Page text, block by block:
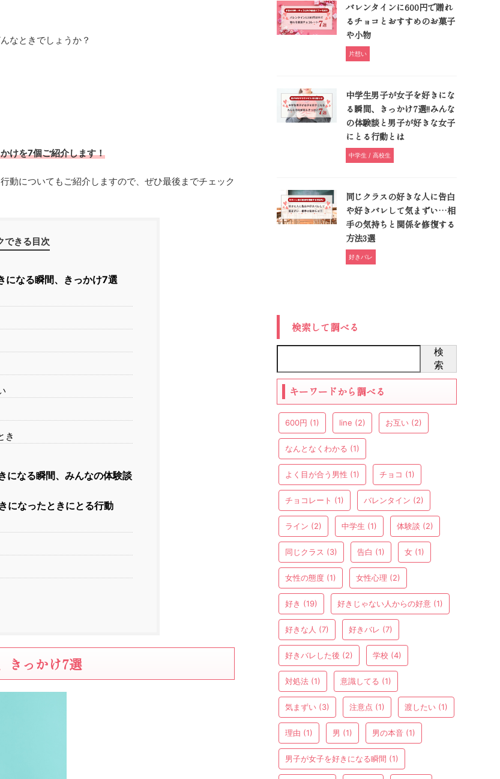
なときでしょうか？
けを7個ご紹介します！
動についてもご紹介しますので、ぜひ最後までチェック
できる目次
になる瞬間、きっかけ7選
き
になる瞬間、みんなの体験談
になったときにとる行動
きっかけ7選
バレンタインに600円で贈れ
るチョコとおすすめのお菓子
や小物
片想い
中学生男子が女子を好きにな
る瞬間、きっかけ7選!!みんな
の体験談と男子が好きな女子
にとる行動とは
中学生 / 高校生
同じクラスの好きな人に告白
や好きバレして気まずい…相
手の気持ちと関係を修復する
方法3選
好きバレ
検索して調べる
検
索
キーワードから調べる
600円 (1) line (2) お互い (2)
なんとなくわかる (1)
よく目が合う男性 (1) チョコ (1)
チョコレート (1) バレンタイン (2)
ライン (2) 中学生 (1) 体験談 (2)
同じクラス (3) 告白 (1) 女 (1)
女性の態度 (1) 女性心理 (2)
好き (19) 好きじゃない人からの好意 (1)
好きな人 (7) 好きバレ (7)
好きバレした後 (2) 学校 (4)
対処法 (1) 意識してる (1)
気まずい (3) 注意点 (1) 渡したい (1)
理由 (1) 男 (1) 男の本音 (1)
男子が女子を好きになる瞬間 (1)